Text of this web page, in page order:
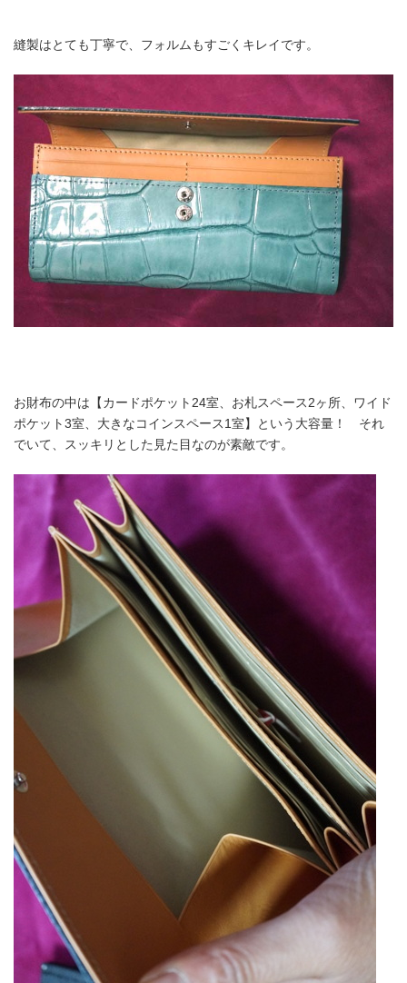
縫製はとても丁寧で、フォルムもすごくキレイです。
お財布の中は【カードポケット24室、お札スペース2ヶ所、ワイド
ポケット3室、大きなコインスペース1室】という大容量！ それ
でいて、スッキリとした見た目なのが素敵です。